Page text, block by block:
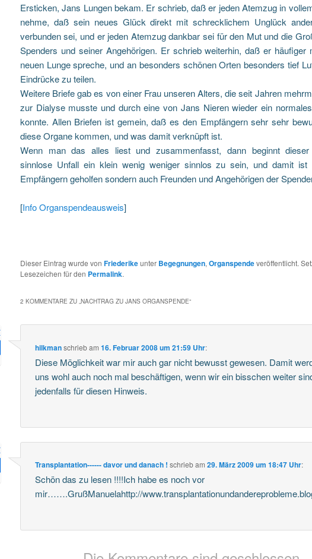
Ersticken, Jans Lungen bekam. Er schrieb, daß er jeden Atemzug in
nehme, daß sein neues Glück direkt mit schrecklichem Unglück
verbunden sei, und er jeden Atemzug dankbar sei für den Mut und die
Spenders und seiner Angehörigen. Er schrieb weiterhin, daß er häufiger
neuen Lunge spreche, und an besonders schönen Orten besonders tief
Eindrücke zu teilen.
Weitere Briefe gab es von einer Frau unseren Alters, die seit Jahren
zur Dialyse musste und durch eine von Jans Nieren wieder ein
konnte. Allen Briefen ist gemein, daß es den Empfängern sehr sehr
diese Organe kommen, und was damit verknüpft ist.
Wenn man das alles liest und zusammenfasst, dann beginnt dieser
sinnlose Unfall ein klein wenig weniger sinnlos zu sein, und damit ist
Empfängern geholfen sondern auch Freunden und Angehörigen der
[Info Organspendeausweis]
Dieser Eintrag wurde von Friederikeunter Begegnungen, Organspendeveröffentlicht.
Lesezeichen für den Permalink.
2 KOMMENTARE ZU „NACHTRAG ZU JANS ORGANSPENDE“
hilkmanschriebam16. Februar 2008 um 21:59 Uhr:
Diese Möglichkeit war mir auch gar nicht bewusst gewesen. Damit
uns wohl auch noch mal beschäftigen, wenn wir ein bisschen weiter
jedenfalls für diesen Hinweis.
Transplantation------ davor und danach ! schriebam29. März 2009 um 18:47 Uhr:
Schön das zu lesen !!!!Ich habe es noch vor
mir…….GrußManuelahttp://